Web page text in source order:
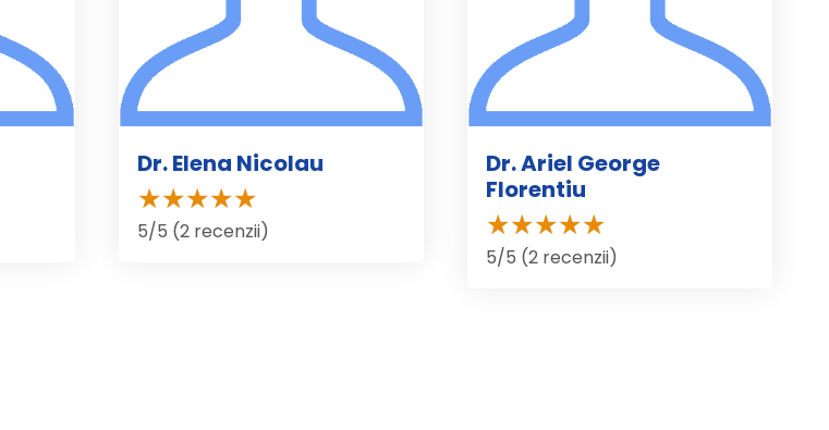
Dr. Elena Nicolau
5/5 (2 recenzii)
Dr. Ariel George
Florentiu
5/5 (2 recenzii)